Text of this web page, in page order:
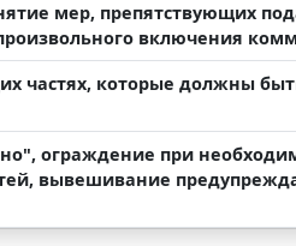
мер, препятствующих
включения
частях, которые должны
ограждение при
вывешивание